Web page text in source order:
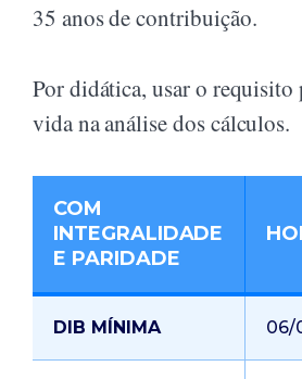
35 anos de contribuição.
Por didática, usar o
vida na análise dos cálculos.
COM
INTEGRALIDADE
E PARIDADE
DIB MÍNIMA 06/